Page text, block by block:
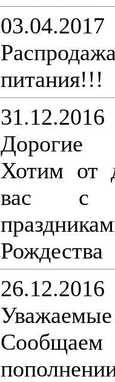
03.04.2017
питания!!!
31.12.2016
Хотим от
вас с
Рождества
26.12.2016